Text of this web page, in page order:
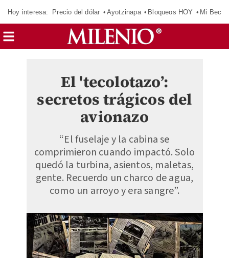
Hoy interesa: Precio del dólar Ayotzinapa Bloqueos HOY Mi Beca
El 'tecolotazo’:
secretos trágicos del
avionazo
“El fuselaje y la cabina se
comprimieron cuando impactó. Solo
quedó la turbina, asientos, maletas,
gente. Recuerdo un charco de agua,
como un arroyo y era sangre”.